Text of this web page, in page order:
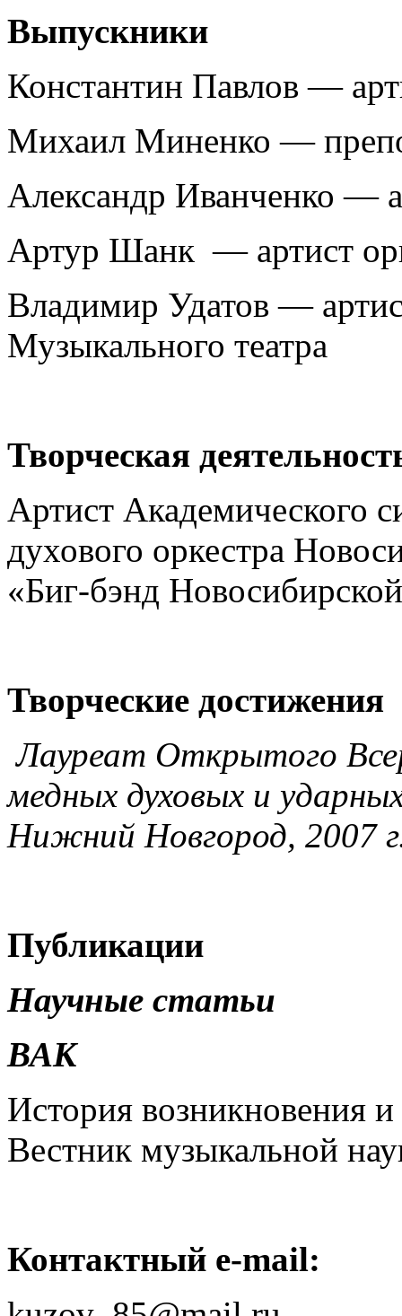
Выпускники
Константин Павлов —
Михаил Миненко —
Александр Иванченко —
Артур Шанк — артист
Владимир Удатов —
Музыкального театра
Творческая
Артист Академического
духового оркестра
«Биг-бэнд
Творческие достижения
Лауреат Открытого
медных духовых и
Нижний Новгород, 2007
Публикации
Научные статьи
ВАК
История возникновения
Вестник музыкальной
Контактный e-mail: